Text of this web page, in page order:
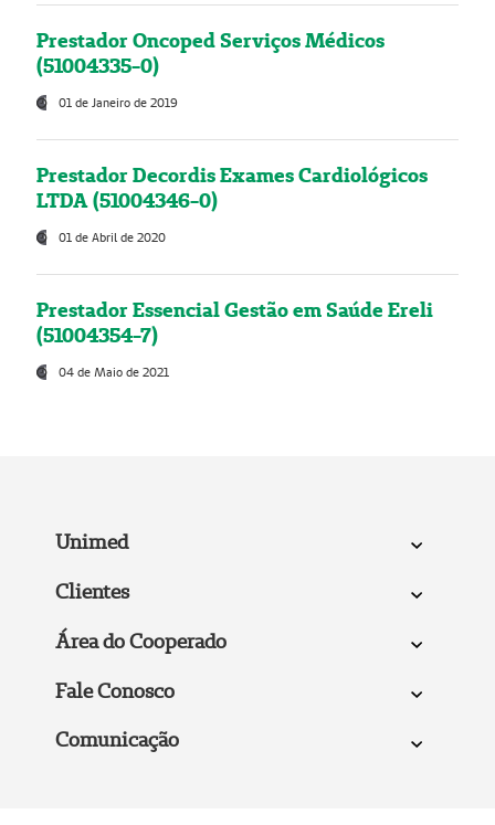
Prestador Oncoped Serviços Médicos
(51004335-0)
01 de Janeiro de 2019
Prestador Decordis Exames Cardiológicos
LTDA (51004346-0)
01 de Abril de 2020
Prestador Essencial Gestão em Saúde Ereli
(51004354-7)
04 de Maio de 2021
Unimed
Clientes
Área do Cooperado
Fale Conosco
Comunicação